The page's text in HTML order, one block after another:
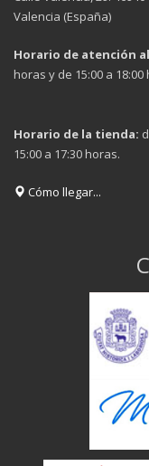
Valencia (España)
Horario de atención
horas y de 15:00 a 18:00
Horario de la tienda:
15:00 a 17:30 horas.
Cómo llegar...